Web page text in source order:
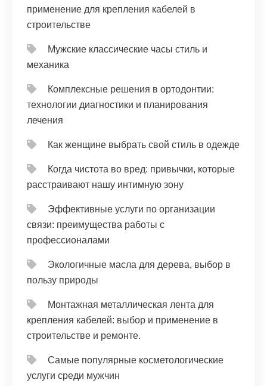
применение для крепления кабелей в
строительстве
Мужские классические часы стиль и
механика
Комплексные решения в ортодонтии:
технологии диагностики и планирования
лечения
Как женщине выбрать свой стиль в одежде
Когда чистота во вред: привычки, которые
расстраивают нашу интимную зону
Эффективные услуги по организации
связи: преимущества работы с
профессионалами
Экологичные масла для дерева, выбор в
пользу природы
Монтажная металлическая лента для
крепления кабелей: выбор и применение в
строительстве и ремонте.
Самые популярные косметологические
услуги среди мужчин